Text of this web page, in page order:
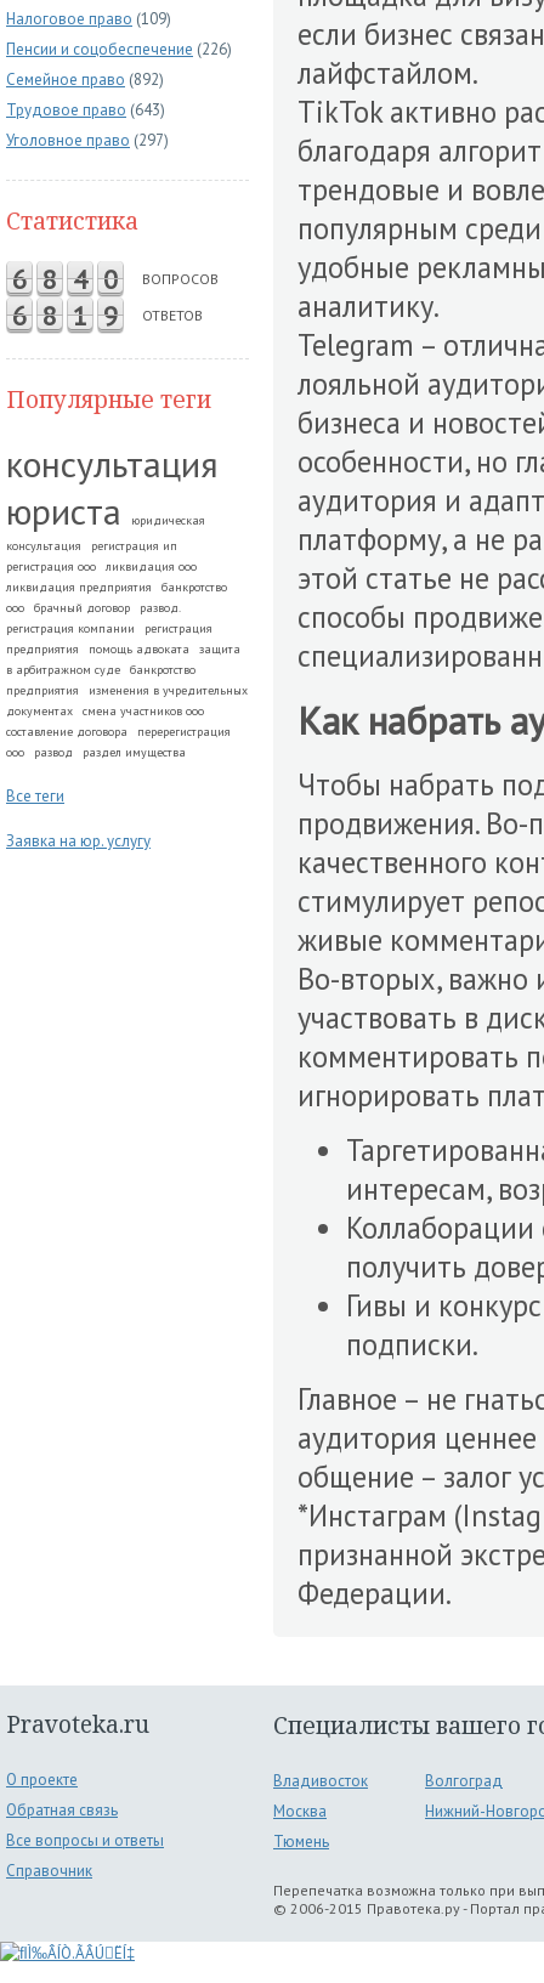
Налоговое право (109)
Пенсии и соцобеспечение (226)
Семейное право (892)
Трудовое право (643)
Уголовное право (297)
Статистика
6 8 4 0 ВОПРОСОВ
6 8 1 9 ОТВЕТОВ
Популярные теги
консультация
юриста
юридическая
консультация
регистрация ип
регистрация ооо
ликвидация ооо
ликвидация предприятия
банкротство
ооо
брачный договор
развод.
регистрация компании
регистрация
предприятия
помощь адвоката
защита
в арбитражном суде
банкротство
предприятия
изменения в учредительных
документах
смена участников ооо
составление договора
перерегистрация
ооо
развод раздел имущества
Все теги
Заявка на юр. услугу
если бизнес
лайфстайлом.
TikTok активно
благодаря
трендовые и
популярным
удобные
аналитику.
Telegram –
лояльной
бизнеса и
особенности, но
аудитория и
платформу, а не
этой статье не
способы
Как набрать
Чтобы набрать
продвижения. Во-
качественного
стимулирует
живые
Во-вторых, важно
участвовать в
комментировать
игнорировать
интересам,
получить
Гивы и
подписки.
Главное – не
аудитория
общение – залог
*Инстаграм
признанной
Федерации.
Pravoteka.ru
О проекте
Обратная связь
Все вопросы и ответы
Справочник
Специалисты вашего
Владивосток
Волгоград
Москва
Нижний-
Тюмень
Перепечатка возможна только при
© 2006-2015 Правотека.ру - Портал